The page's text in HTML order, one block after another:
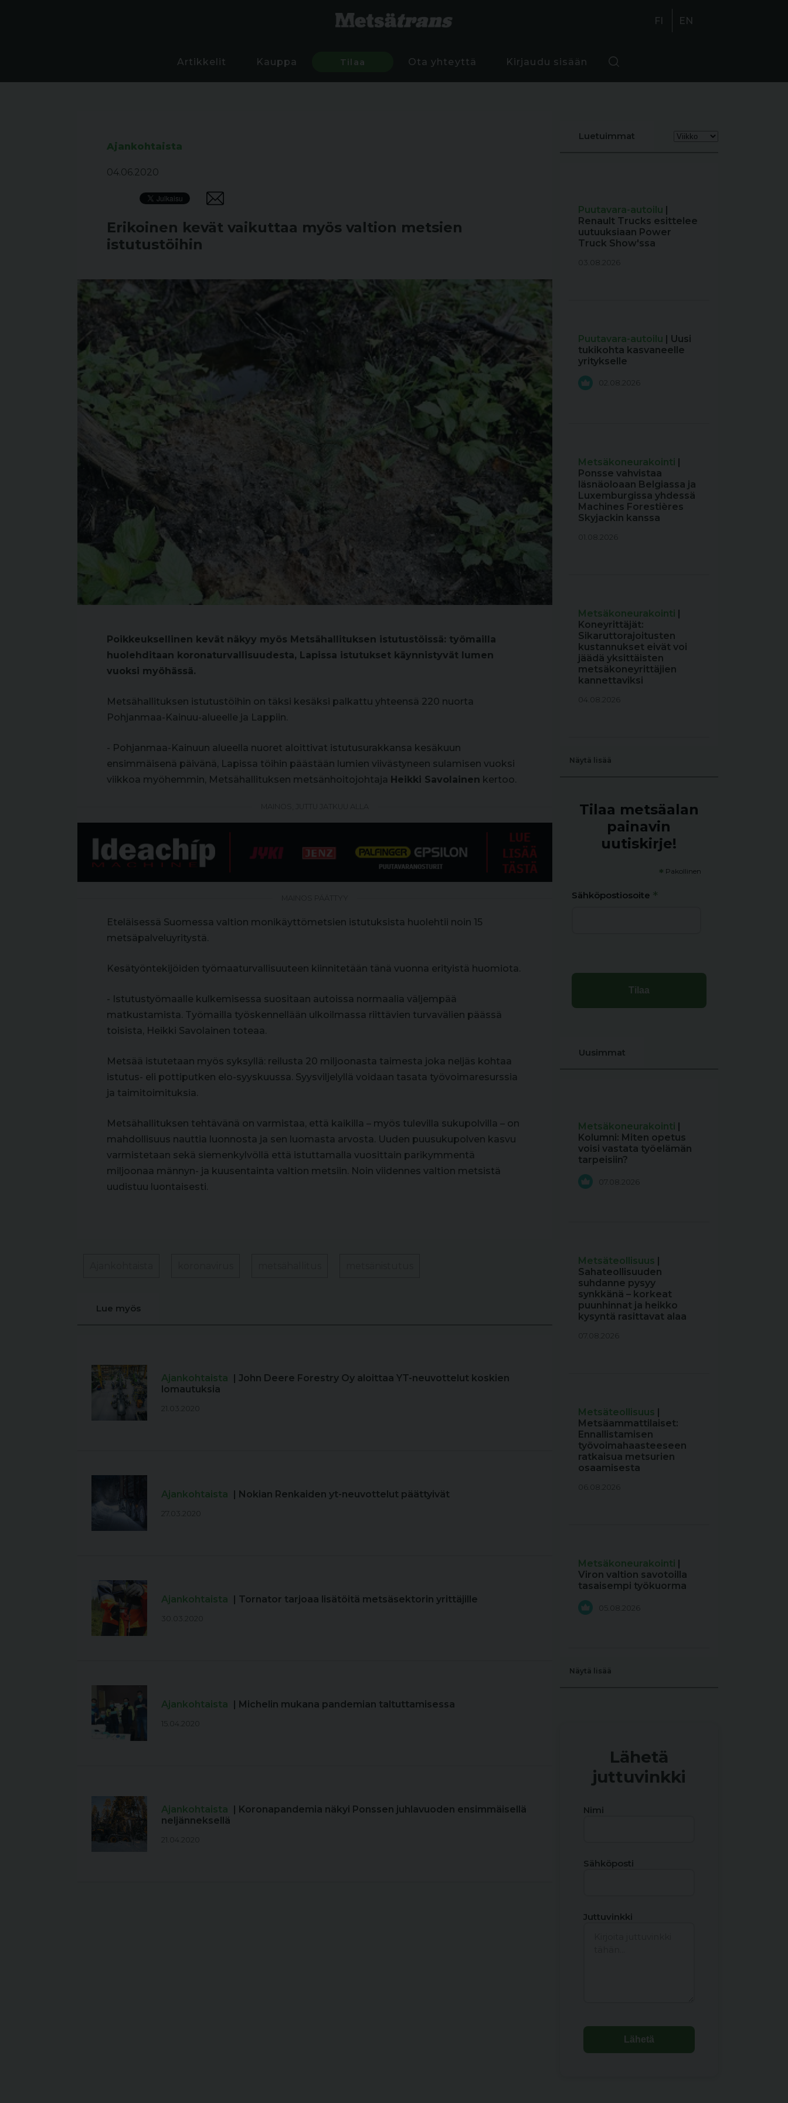
FI EN
Artikkelit Kauppa Tilaa Ota yhteyttä Kirjaudu sisään
Ajankohtaista
04.06.2020
Erikoinen kevät vaikuttaa myös valtion metsien
istutustöihin
Poikkeuksellinen kevät näkyy myös Metsähallituksen istutustöissä: työmailla
huolehditaan koronaturvallisuudesta, Lapissa istutukset käynnistyvät lumen
vuoksi myöhässä.
Metsähallituksen istutustöihin on täksi kesäksi palkattu yhteensä 220 nuorta
Pohjanmaa-Kainuu-alueelle ja Lappiin.
- Pohjanmaa-Kainuun alueella nuoret aloittivat istutusurakkansa kesäkuun
ensimmäisenä päivänä, Lapissa töihin päästään lumien viivästyneen sulamisen vuoksi
viikkoa myöhemmin, Metsähallituksen metsänhoitojohtaja Heikki Savolainen kertoo.
Eteläisessä Suomessa valtion monikäyttömetsien istutuksista huolehtii noin 15
metsäpalveluyritystä.
Kesätyöntekijöiden työmaaturvallisuuteen kiinnitetään tänä vuonna erityistä huomiota.
- Istutustyömaalle kulkemisessa suositaan autoissa normaalia väljempää
matkustamista. Työmailla työskennellään ulkoilmassa riittävien turvavälien päässä
toisista, Heikki Savolainen toteaa.
Metsää istutetaan myös syksyllä: reilusta 20 miljoonasta taimesta joka neljäs kohtaa
istutus- eli pottiputken elo-syyskuussa. Syysviljelyllä voidaan tasata työvoimaresurssia
ja taimitoimituksia.
Metsähallituksen tehtävänä on varmistaa, että kaikilla – myös tulevilla sukupolvilla – on
mahdollisuus nauttia luonnosta ja sen luomasta arvosta. Uuden puusukupolven kasvu
varmistetaan sekä siemenkylvöllä että istuttamalla vuosittain parikymmentä
miljoonaa männyn- ja kuusentainta valtion metsiin. Noin viidennes valtion metsistä
uudistuu luontaisesti.
Lue myös
Ajankohtaista | John Deere Forestry Oy aloittaa YT-neuvottelut koskien
lomautuksia
21.03.2020
Ajankohtaista | Nokian Renkaiden yt-neuvottelut päättyivät
27.03.2020
Ajankohtaista | Tornator tarjoaa lisätöitä metsäsektorin yrittäjille
30.03.2020
Ajankohtaista | Michelin mukana pandemian taltuttamisessa
15.04.2020
Ajankohtaista | Koronapandemia näkyi Ponssen juhlavuoden ensimmäisellä
neljänneksellä
21.04.2020
Luetuimmat
Puutavara-autoilu |
Renault Trucks esittelee
uutuuksiaan Power
Truck Show'ssa
03.08.2026
Puutavara-autoilu | Uusi
tukikohta kasvaneelle
yritykselle
02.08.2026
Metsäkoneurakointi |
Ponsse vahvistaa
läsnäoloaan Belgiassa ja
Luxemburgissa yhdessä
Machines Forestières
Skyjackin kanssa
01.08.2026
Metsäkoneurakointi |
Koneyrittäjät:
Sikaruttorajoitusten
kustannukset eivät voi
jäädä yksittäisten
metsäkoneyrittäjien
kannettaviksi
04.08.2026
Näytä lisää
Tilaa metsäalan
painavin
uutiskirje!
* Pakollinen
Sähköpostiosoite *
Uusimmat
Metsäkoneurakointi |
Kolumni: Miten opetus
voisi vastata työelämän
tarpeisiin?
07.08.2026
Metsäteollisuus |
Sahateollisuuden
suhdanne pysyy
synkkänä – korkeat
puunhinnat ja heikko
kysyntä rasittavat alaa
07.08.2026
Metsäteollisuus |
Metsäammattilaiset:
Ennallistamisen
työvoimahaasteeseen
ratkaisua metsurien
osaamisesta
06.08.2026
Metsäkoneurakointi |
Viron valtion savotoilla
tasaisempi työkuorma
05.08.2026
Näytä lisää
Lähetä
juttuvinkki
Nimi
Sähköposti
Juttuvinkki
Lähetä